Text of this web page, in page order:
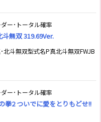
ー･トータル確率
斗無双 319.69Ver.
北斗無双型式名P真北斗無双FWJB
ー･トータル確率
拳2 ついでに愛をとりもどせ!!